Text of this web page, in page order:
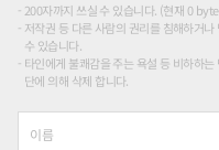
200자까지 쓰실 수 있습니다. (현재 0
저작권 등 다른 사람의 권리를 침해하거
수 있습니다.
타인에게 불쾌감을 주는 욕설 등 비하하
단에 의해 삭제 합니다.